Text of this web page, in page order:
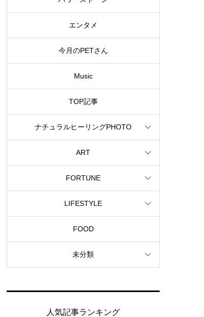
エンタメ
今月のPETさん
Music
TOP記事
ナチュラルヒーリングPHOTO
ART
FORTUNE
LIFESTYLE
FOOD
未分類
人気記事ランキング